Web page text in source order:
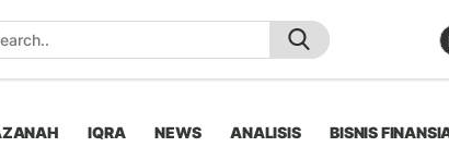
IQRA NEWS ANALISIS BISNIS